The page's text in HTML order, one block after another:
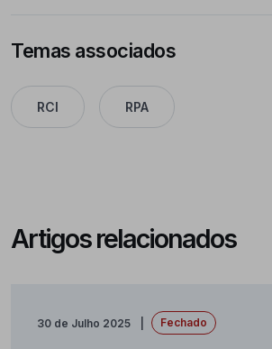
Temas associados
RCI RPA
Artigos relacionados
30 de Julho 2025 Fechado